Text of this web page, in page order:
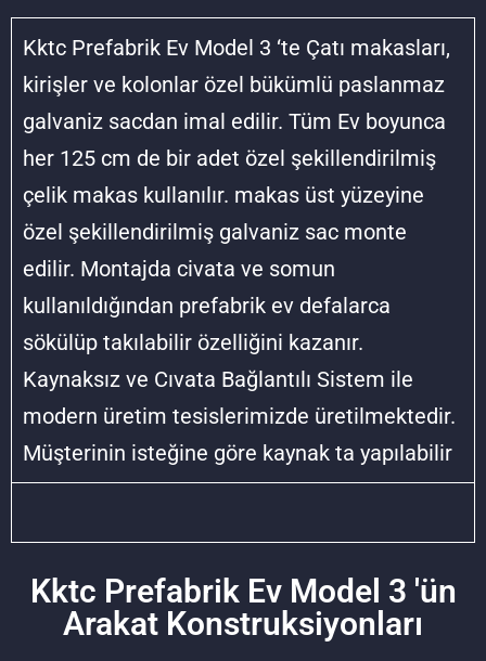
Kktc Prefabrik Ev Model 3 ‘te Çatı makasları,
kirişler ve kolonlar özel bükümlü paslanmaz
galvaniz sacdan imal edilir. Tüm Ev boyunca
her 125 cm de bir adet özel şekillendirilmiş
çelik makas kullanılır. makas üst yüzeyine
özel şekillendirilmiş galvaniz sac monte
edilir. Montajda civata ve somun
kullanıldığından prefabrik ev defalarca
sökülüp takılabilir özelliğini kazanır.
Kaynaksız ve Cıvata Bağlantılı Sistem ile
modern üretim tesislerimizde üretilmektedir.
Müşterinin isteğine göre kaynak ta yapılabilir
Kktc Prefabrik Ev Model 3 'ün
Arakat Konstruksiyonları